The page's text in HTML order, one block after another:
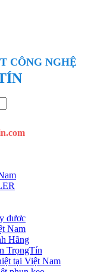
CÔNG NGHỆ
dược
Nam
Hãng
TrọngTín
tại Việt Nam